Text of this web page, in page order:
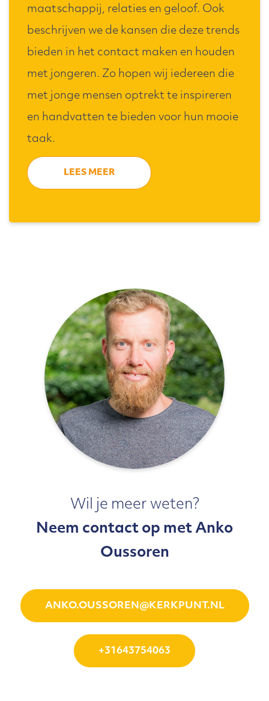
maatschappij, relaties en geloof. Ook
beschrijven we de kansen die deze trends
bieden in het contact maken en houden
met jongeren. Zo hopen wij iedereen die
met jonge mensen optrekt te inspireren
en handvatten te bieden voor hun mooie
taak.
LEES MEER
Wil je meer weten?
Neem contact op met Anko
Oussoren
ANKO.OUSSOREN@KERKPUNT.NL
+31643754063